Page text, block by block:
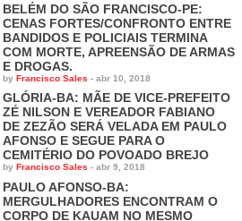
BELÉM DO SÃO FRANCISCO-PE:
CENAS FORTES/CONFRONTO ENTRE
BANDIDOS E POLICIAIS TERMINA
COM MORTE, APREENSÃO DE ARMAS
E DROGAS.
by Francisco Sales - abr 10, 2018
GLÓRIA-BA: MÃE DE VICE-PREFEITO
ZÉ NILSON E VEREADOR FABIANO
DE ZEZÃO SERÁ VELADA EM PAULO
AFONSO E SEGUE PARA O
CEMITÉRIO DO POVOADO BREJO
by Francisco Sales - abr 9, 2018
PAULO AFONSO-BA:
MERGULHADORES ENCONTRAM O
CORPO DE KAUAM NO MESMO